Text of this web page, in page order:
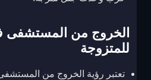
الخروج من المستشفى
للمتزوجة
تعتبر رؤية الخروج من